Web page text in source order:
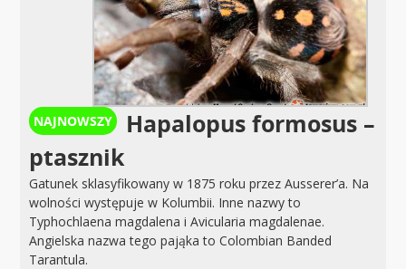
Hapalopus formosus –
ptasznik
Gatunek sklasyfikowany w 1875 roku przez Ausserer’a. Na
wolności występuje w Kolumbii. Inne nazwy to
Typhochlaena magdalena i Avicularia magdalenae.
Angielska nazwa tego pająka to Colombian Banded
Tarantula.